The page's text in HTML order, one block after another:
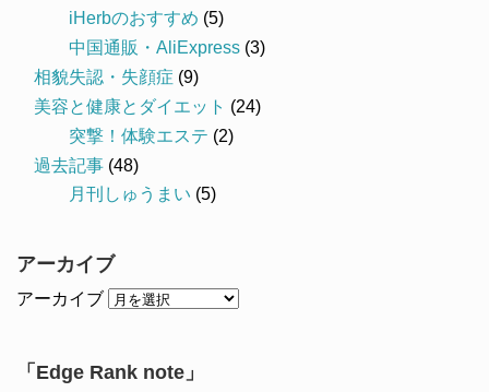
iHerbのおすすめ (5)
中国通販・AliExpress (3)
相貌失認・失顔症 (9)
美容と健康とダイエット (24)
突撃！体験エステ (2)
過去記事 (48)
月刊しゅうまい (5)
アーカイブ
アーカイブ
「Edge Rank note」